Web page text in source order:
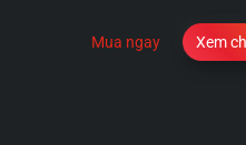
Mua ngay Xem